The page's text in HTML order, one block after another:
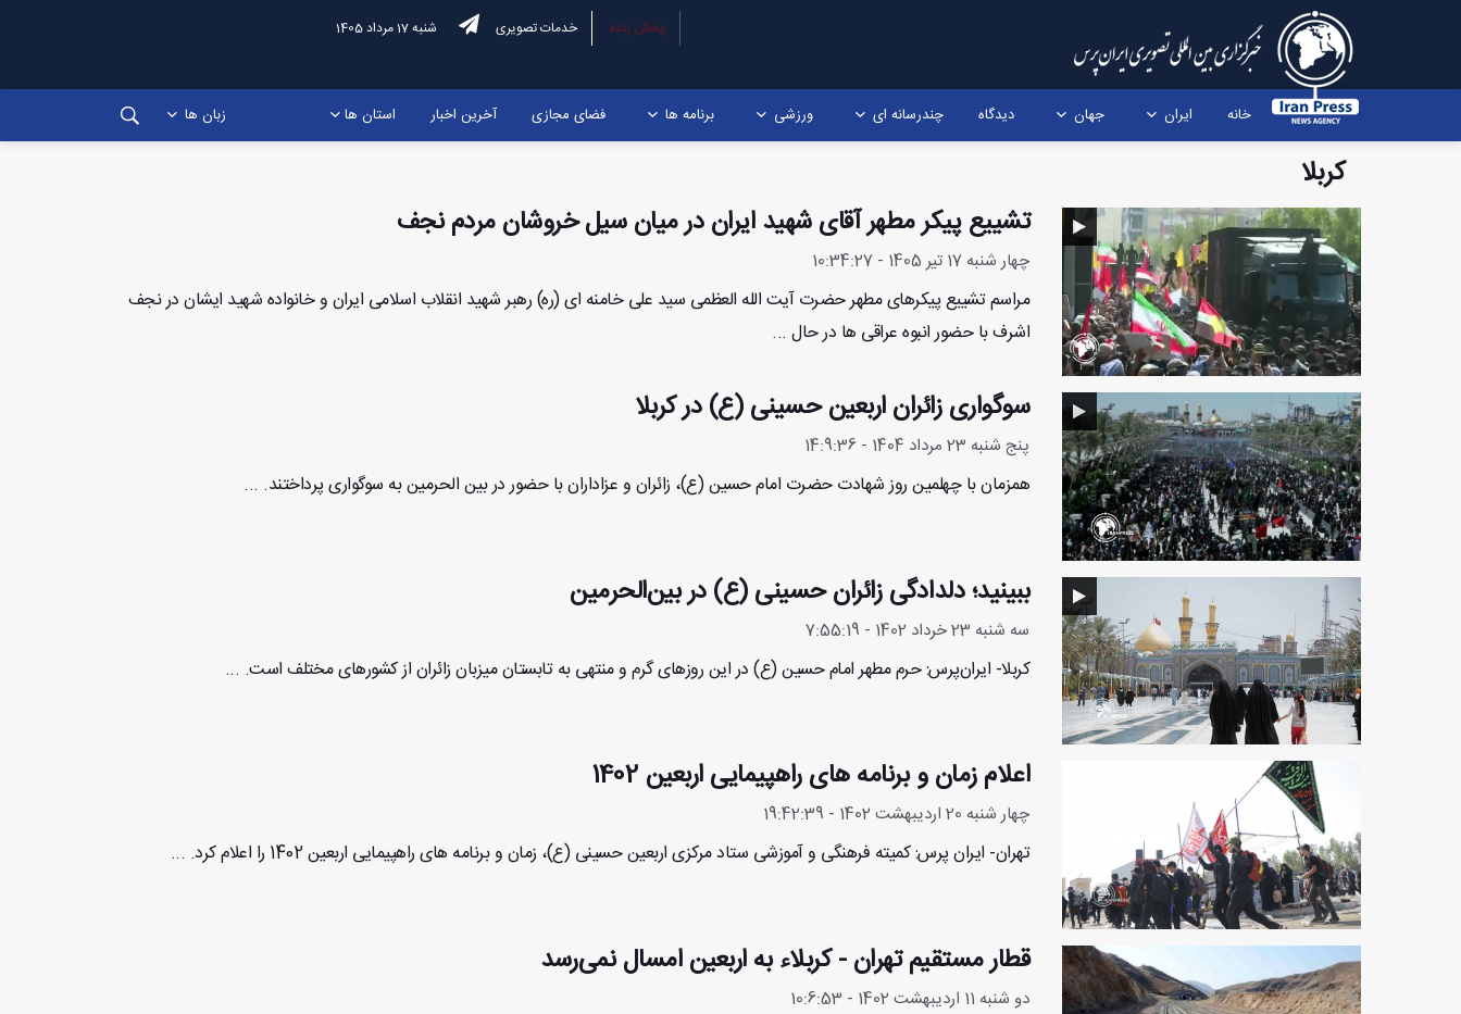
پخش زنده خدمات تصویری شنبه 17 مرداد 1405
خانه ایران جهان دیدگاه چندرسانه ای ورزشی برنامه ها فضای مجازی آخرین اخبار استان ها زبان ها
کربلا
تشییع پیکر مطهر آقای شهید ایران در میان سیل خروشان مردم نجف
چهار شنبه 17 تیر 1405 - 10:34:27
مراسم تشییع پیکرهای مطهر حضرت آیت الله العظمی سید علی خامنه ای (ره) رهبر شهید انقلاب اسلامی ایران و خانواده شهید ایشان در نجف
اشرف با حضور انبوه عراقی ها در حال ...
سوگواری زائران اربعین حسینی (ع) در کربلا
پنج شنبه 23 مرداد 1404 - 14:9:36
همزمان با چهلمین روز شهادت حضرت امام حسین (ع)، زائران و عزاداران با حضور در بین الحرمین به سوگواری پرداختند. ...
ببینید؛ دلدادگی زائران حسینی (ع) در بین‌الحرمین
سه شنبه 23 خرداد 1402 - 7:55:19
کربلا- ایران‌پرس: حرم مطهر امام حسین (ع) در این روزهای گرم و منتهی به تابستان میزبان زائران از کشورهای مختلف است. ...
اعلام زمان و برنامه های راهپیمایی اربعین 1402
چهار شنبه 20 اردیبهشت 1402 - 19:42:39
تهران- ایران پرس: کمیته فرهنگی و آموزشی ستاد مرکزی اربعین حسینی (ع)، زمان و برنامه های راهپیمایی اربعین 1402 را اعلام کرد. ...
قطار مستقیم تهران - کربلاء به اربعین امسال نمی‌رسد
دو شنبه 11 اردیبهشت 1402 - 10:6:53